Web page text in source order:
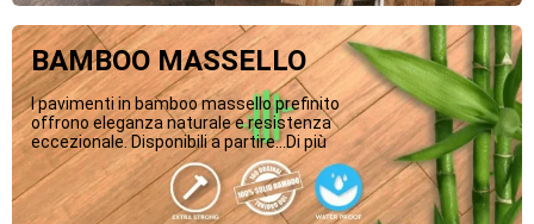
BAMBOO MASSELLO
I pavimenti in bamboo massello prefinito
offrono eleganza naturale e resistenza
eccezionale. Disponibili a partire...Di più